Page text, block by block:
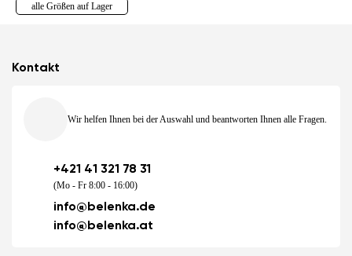
alle Größen auf Lager
Kontakt
Wir helfen Ihnen bei der Auswahl und beantworten Ihnen alle Fragen.
+421 41 321 78 31
(Mo - Fr 8:00 - 16:00)
info@belenka.de
info@belenka.at